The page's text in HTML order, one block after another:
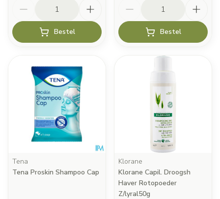
Bestel Bestel
Tena
Tena Proskin Shampoo Cap
Klorane
Klorane Capil. Droogsh
Haver Rotopoeder
Z/lyral50g